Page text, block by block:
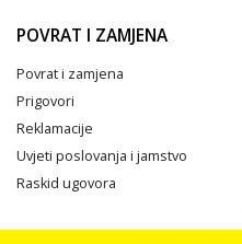
POVRAT I ZAMJENA
Povrat i zamjena
Prigovori
Reklamacije
Uvjeti poslovanja i jamstvo
Raskid ugovora